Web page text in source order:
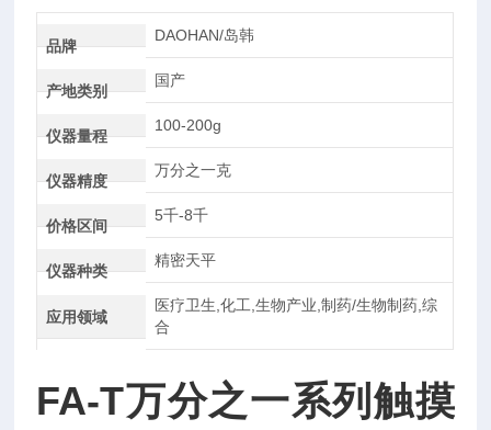
品牌
DAOHAN/岛韩
产地类别
国产
仪器量程
100-200g
仪器精度
万分之一克
价格区间
5千-8千
仪器种类
精密天平
应用领域
医疗卫生,化工,生物产业,制药/生物制药,综
合
FA-T万分之一系列触摸